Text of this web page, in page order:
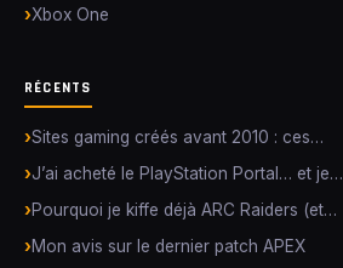
Xbox One
RÉCENTS
Sites gaming créés avant 2010 : ces…
J’ai acheté le PlayStation Portal… et je…
Pourquoi je kiffe déjà ARC Raiders (et…
Mon avis sur le dernier patch APEX